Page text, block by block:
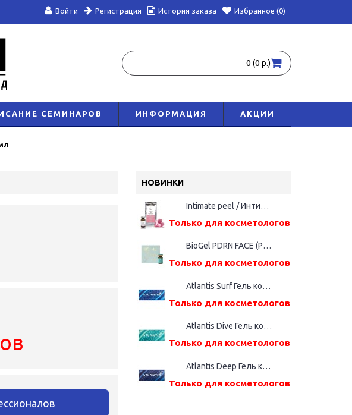
Войти Регистрация История заказа Избранное (0)
0 (0 р.)
СЕМИНАРОВ ИНФОРМАЦИЯ АКЦИИ
НОВИНКИ
Intimate peel / Интимный пилинг, 5 мл
Только для косметологов
BioGel PDRN FACE (Русалка), фл. 5мл
Только для косметологов
Atlantis Surf Гель косметический, шприц дозатор (2,2%(ВМ), 1,0 мл)
Только для косметологов
Atlantis Dive Гель косметический, шприц дозатор (2,4%(ВМ), 1,0 мл)
Только для косметологов
Atlantis Deep Гель косметический, шприц дозатор (2,6%(ВМ), 1,0 мл)
Только для косметологов